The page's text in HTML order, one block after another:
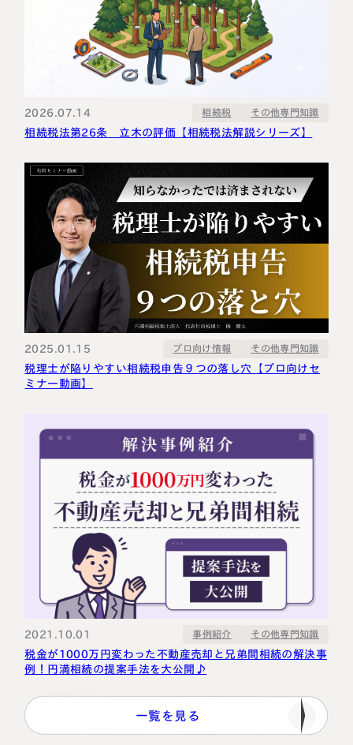
2026.07.14 相続税 その他専門知識
相続税法第26条 立木の評価【相続税法解説シリーズ】
2025.01.15 プロ向け情報 その他専門知識
税理士が陥りやすい相続税申告９つの落し穴【プロ向けセ
ミナー動画】
2021.10.01 事例紹介 その他専門知識
税金が1000万円変わった不動産売却と兄弟間相続の解決事
例！円満相続の提案手法を大公開♪
一覧を見る